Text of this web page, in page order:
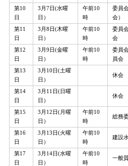
第10
日
3月7日(水曜
日）
午前10
時
委員
会）
第11
日
3月8日(木曜
日）
午前10
時
委員
会
第12
日
3月9日(金曜
日）
午前10
時
委員
員会
第13
日
3月10日(土曜
日）
休会
第14
日
3月11日(日曜
日）
休会
第15
日
3月12日(月曜
日）
午前10
時
総務
第16
日
3月13日(火曜
日）
午前10
時
建設
第17
日
3月14日(水曜
日）
午前10
時
一般